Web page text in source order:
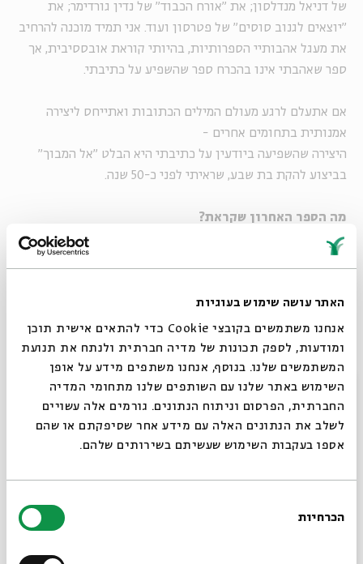
האתר עושה שימוש בעוגיות
אנחנו משתמשים בקובצי Cookie כדי להתאים אישית תוכן
ומודעות, לספק תכונות של מדיה חברתית ולנתח את תנועת
המשתמשים שלנו. בנוסף, אנחנו משתפים מידע על אופן
השימוש באתר שלנו עם השותפים שלנו מתחומי המדיה
החברתית, הפרסום וניתוח הנתונים. גורמים אלה עשויים
לשלב את הנתונים האלה עם מידע אחר שסיפקתם או שהם
אספו בעקבות השימוש שעשיתם בשירותים שלהם.
הסכמה
הכרחיות
של דניאל מנדלסון; את "אורח הכבוד" של נדין גורדימר; את
"יוצאים לגנוב סוסים" של פטרסון ועוד. אני תמיד מוכנה להרחיב
את מעגל אהבותיי הספרותיות, בהיותי קוראת אובססיבית, אך
ספר שאהבתי אינו בהכרח ספר שהשפיע על כתיבתי.
אם אתעלם לרגע מעולם המילים הכתובות ואתייחס ליצירה
אמנותית בתחומים אחרים -
היצירה שהשפיעה ביודעין על כתיבתי היא הבלט "אל המבוך"
בביצוע להקת בת שבע, שראיתי לפני כ-50 שנה.
מה הספר האחרון שקראת?
הספר האחרון שקראתי הוא הביוגרפיה של אלתרמן מאת דן לאור.
מה הרעל שלך?
הרעל שלי הוא דולסה דה לצ'ה (ריבת חלב). לעשן הפסקתי לפני
23 שנה, בסמים מעולם לא נגעתי, ואני נהנית מכוס יין אדום יבש
בארוחה חגיגית, אבל דולסה דה לצ'ה - איני עומדת בפני
המתיקות הדביקה הזאת, ואני מחסלת את כל הצנצנת בכפית. אי
לכך איני מכניסה את ה"רעל" הזה הביתה.
מה מדיניות השאלת הספרים שלך?
סגור